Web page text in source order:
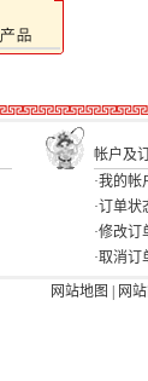
帐户及
·我的帐
·订单状
·修改订
·取消订
网站地图
网